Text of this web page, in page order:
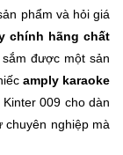
phẩm và hỏi giá
chính hãng chất
được một sản
amply karaoke
009 cho dàn
chuyên nghiệp mà